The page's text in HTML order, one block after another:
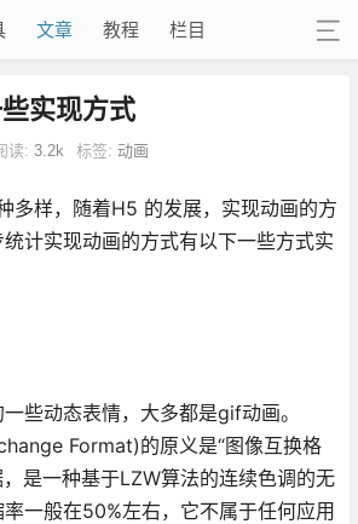
文章 教程 栏目
实现方式
读: 3.2k 标签: 动画
多样，随着H5 的发展，实现动画的方
计实现动画的方式有以下一些方式实
些动态表情，大多都是gif动画。
Format)的原义是“图像互换格
是一种基于LZW算法的连续色调的无
一般在50%左右，它不属于任何应用